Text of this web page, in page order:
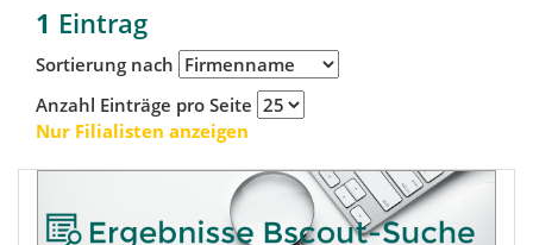
1 Eintrag
Sortierung nach
Anzahl Einträge pro Seite
Nur Filialisten anzeigen